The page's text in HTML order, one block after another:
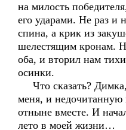
на милость
его ударами. Не раз и
спина, а крик из
шелестящим кронам.
оба, и вторил нам
осинки.
Что сказать? Димка,
меня, и
отныне вместе. И
лето в моей жизни…